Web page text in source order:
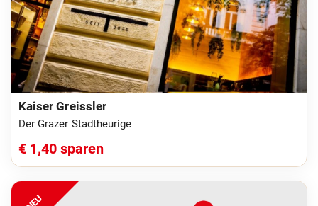
Kaiser Greissler
Der Grazer Stadtheurige
€ 1,40 sparen